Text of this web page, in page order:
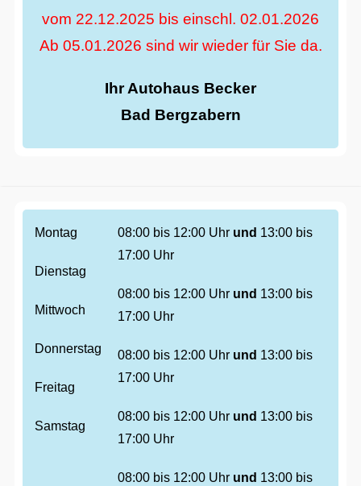
vom 22.12.2025 bis einschl. 02.01.2026
Ab 05.01.2026 sind wir wieder für Sie da.
Ihr Autohaus Becker
Bad Bergzabern
Montag
Dienstag
Mittwoch
Donnerstag
Freitag
Samstag
08:00 bis 12:00 Uhr und 13:00 bis
17:00 Uhr
08:00 bis 12:00 Uhr und 13:00 bis
17:00 Uhr
08:00 bis 12:00 Uhr und 13:00 bis
17:00 Uhr
08:00 bis 12:00 Uhr und 13:00 bis
17:00 Uhr
08:00 bis 12:00 Uhr und 13:00 bis